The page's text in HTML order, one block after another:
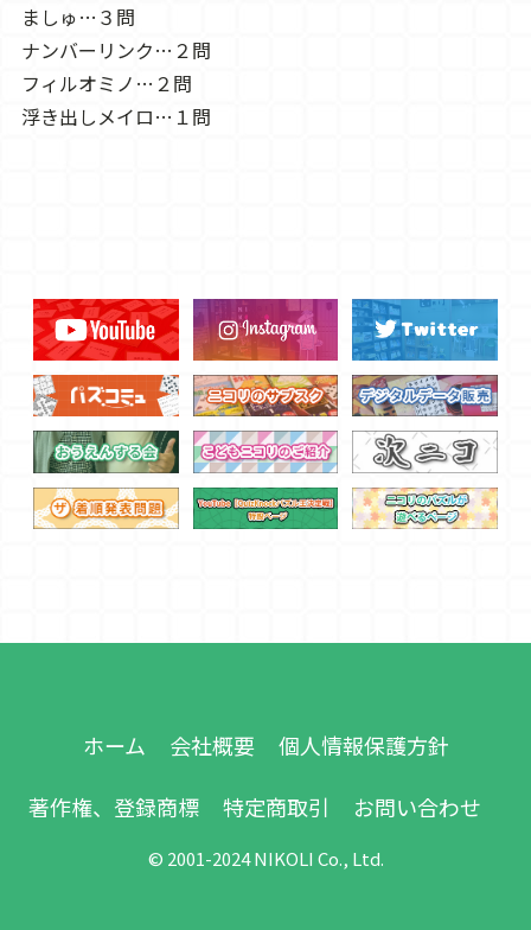
ましゅ…３問
ナンバーリンク…２問
フィルオミノ…２問
浮き出しメイロ…１問
ホーム 会社概要
個人情報保護方針
著作権、登録商標
特定商取引 お問い合わせ
© 2001-2024 NIKOLI Co., Ltd.